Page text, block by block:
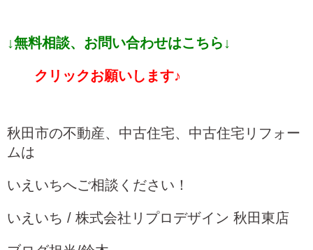
↓無料相談、お問い合わせはこちら↓
クリックお願いします♪
秋田市の不動産、中古住宅、中古住宅リフォー
ムは
いえいちへご相談ください！
いえいち / 株式会社リプロデザイン 秋田東店